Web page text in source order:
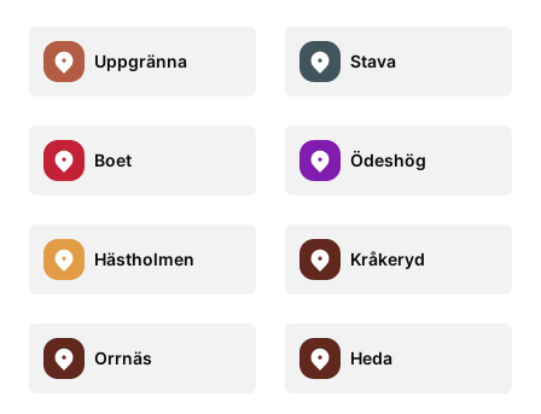
Uppgränna Stava
Boet Ödeshög
Hästholmen Kråkeryd
Orrnäs Heda